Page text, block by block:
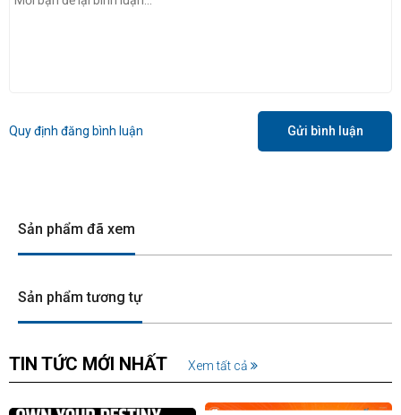
Quy định đăng bình luận Gửi bình luận
Sản phẩm đã xem
Sản phẩm tương tự
TIN TỨC MỚI NHẤT Xem tất cả